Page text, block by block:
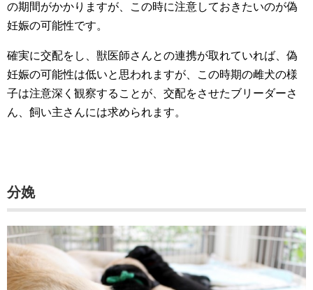
の期間がかかりますが、この時に注意しておきたいのが偽
妊娠の可能性です。
確実に交配をし、獣医師さんとの連携が取れていれば、偽
妊娠の可能性は低いと思われますが、この時期の雌犬の様
子は注意深く観察することが、交配をさせたブリーダーさ
ん、飼い主さんには求められます。
分娩